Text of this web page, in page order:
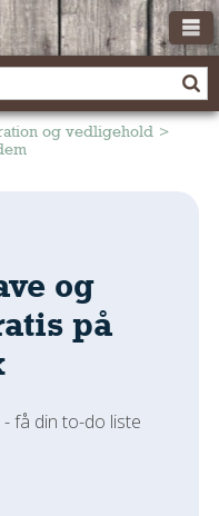
og vedligehold >
og
på
få din to-do liste